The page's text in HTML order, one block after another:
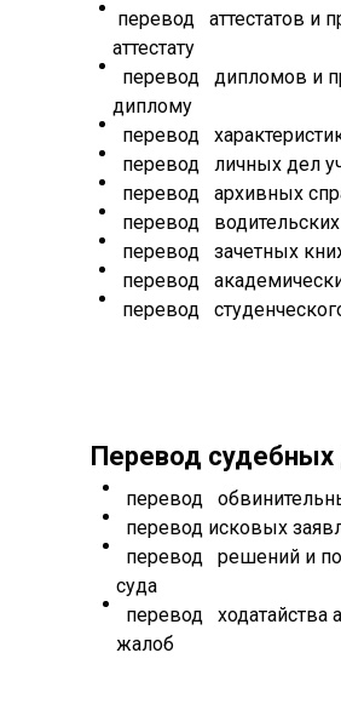
перевод аттестатов и
аттестату
перевод дипломов и
диплому
перевод
перевод личных дел
перевод архивных
перевод
перевод зачетных
перевод
перевод
Перевод судебных
перевод
перевод исковых
перевод решений и
суда
перевод ходатайства
жалоб